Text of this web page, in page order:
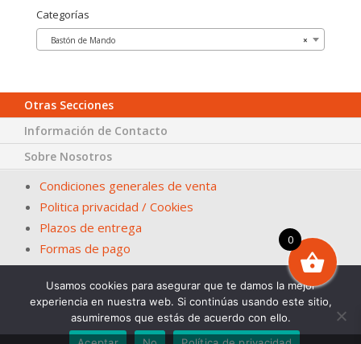
Categorías
×
Bastón de Mando
Otras Secciones
Información de Contacto
Sobre Nosotros
Condiciones generales de venta
Politica privacidad / Cookies
Plazos de entrega
Formas de pago
© Papelería San Fernando – La Casa del Ayuntamiento. En
Sevilla desde 1983
Diseña. 2Grcolor.com
0
Usamos cookies para asegurar que te damos la mejor
experiencia en nuestra web. Si continúas usando este sitio,
asumiremos que estás de acuerdo con ello.